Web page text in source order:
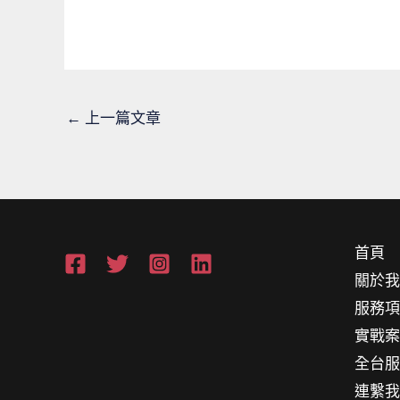
← 上一篇文章
首頁
關於
服務
實戰
全台
連繫